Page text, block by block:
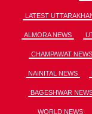
LATEST
ALMORA NEWS
CHAMPAWAT NEWS
NAINITAL NEWS
BAGESHWAR
WORLD NEWS